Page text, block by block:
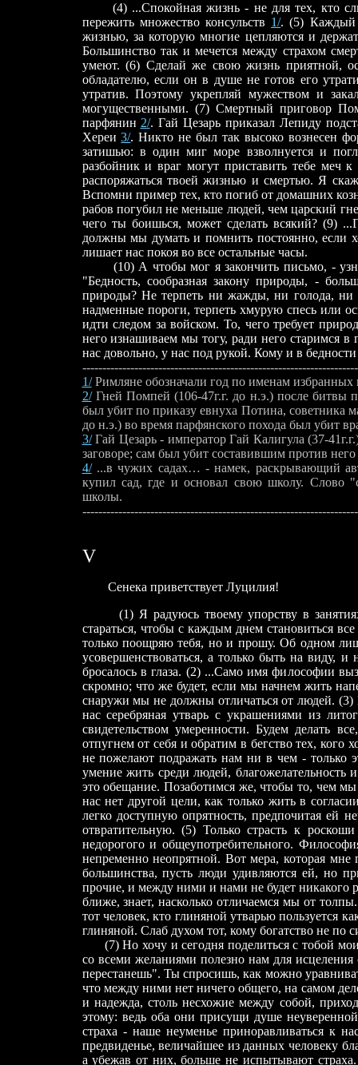
(4) ...Спокойная жизнь - не для тех, кто
пережить множество консульств 1/. (5) Каждый
жизнью, за которую многие цепляются и
Большинство так и мечется между страхом
умеют. (6) Сделай же свою жизнь приятной,
обладателю, если он в душе не готов его
утратив. Поэтому укрепляй мужеством и
могущественными. (7) Смертный приговор
парфянин 2/. Гай Цезарь приказал Лепиду
Хереи 3/. Никто не был так высоко вознесен
затишью: в один миг море взволнуется и
разбойник и враг могут приставить тебе меч
распоряжаться твоей жизнью и смертью. Я
Вспомни пример тех, кто погиб от домашних
рабов погубил не меньше людей, чем царский
чего ты боишься, может сделать всякий? (9)
должны мы думать и помнить постоянно, если
лишает нас покоя во все остальные часы.
(10) А чтобы мог я закончить письмо, -
"Бедность, сообразная закону природы, -
природы? Не терпеть ни жажды, ни голода, ни
надменные пороги, терпеть хмурую спесь или
идти следом за войском. То, чего требует
него изнашиваем мы тогу, ради него старимся в
нас довольно, у нас под рукой. Кому и в
1/ Римляне обозначали год по именам избранных
2/Гней Помпей (106-47г.г. до н.э.) после битвы
был убит по приказу евнуха Потина, советника
до н.э.) во время парфянского похода был убит
3/Гай Цезарь - император Гай Калигула (37-
заговоре; сам был убит составившим против
4/...в чужих садах… - намек, раскрывающий
купил сад, где и основал свою школу. Слово
школы.
-------------------------------
V
Сенека приветствует Луцилия!
(1) Я радуюсь твоему упорству в занятиях
стараться, чтобы с каждым днем становиться
только поощряю тебя, но и прошу. Об одном
усовершенствоваться, а только быть на виду,
бросалось в глаза. (2) ...Само имя философии
скромно; что же будет, если мы начнем жить
снаружи мы не должны отличаться от людей. (3)
нас серебряная утварь с украшениями из
свидетельством умеренности. Будем делать
отпугнем от себя и обратим в бегство тех, кого
не пожелают подражать нам ни в чем - только
умение жить среди людей, благожелательность
это обещание. Позаботимся же, чтобы то, чем
нас нет другой цели, как только жить в
легко доступную опрятность, предпочитая ей
отвратительную. (5) Только страсть к
недорогого и общеупотребительного.
непременно неопрятной. Вот мера, которая
большинства, пусть люди удивляются ей, но
прочие, и между ними и нами не будет никакого
ближе, знает, насколько отличаемся мы от
тот человек, кто глиняной утварью пользуется
глиняной. Слаб духом тот, кому богатство не по
(7) Но хочу и сегодня поделиться с тобой
со всеми желаниями полезно нам для исцеления
перестанешь". Ты спросишь, как можно
что между ними нет ничего общего, на самом
и надежда, столь несхожие между собой,
этому: ведь оба они присущи душе
страха - наше неуменье приноравливаться к
предвиденье, величайшее из данных человеку
а убежав от них, больше не испытывают